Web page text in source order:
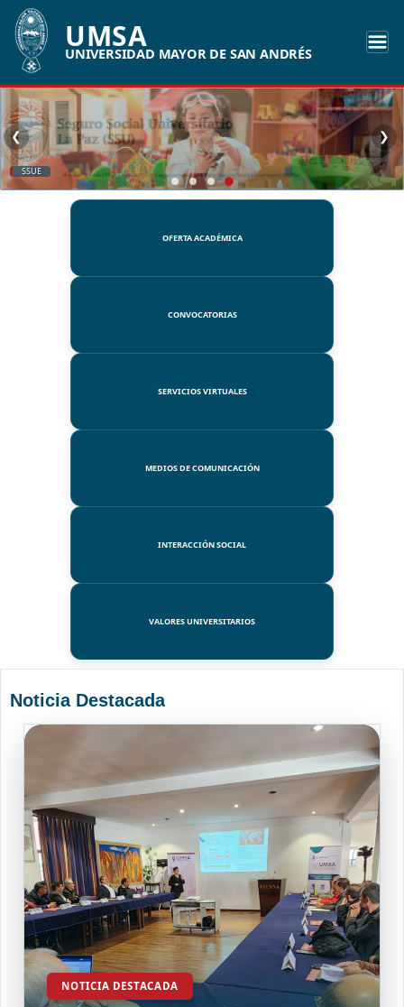
UMSA
UNIVERSIDAD MAYOR DE SAN ANDRÉS
SSUE
❮ ❯
OFERTA ACADÉMICA
CONVOCATORIAS
SERVICIOS VIRTUALES
MEDIOS DE COMUNICACIÓN
INTERACCIÓN SOCIAL
VALORES UNIVERSITARIOS
Noticia Destacada
NOTICIA DESTACADA